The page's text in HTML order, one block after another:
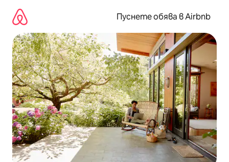
съдържанието
Пуснете обява в Airbnb